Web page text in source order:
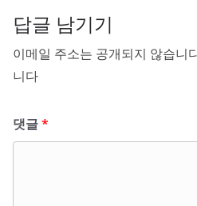
답글 남기기
이메일 주소는 공개되지 않습니
니다
댓글*